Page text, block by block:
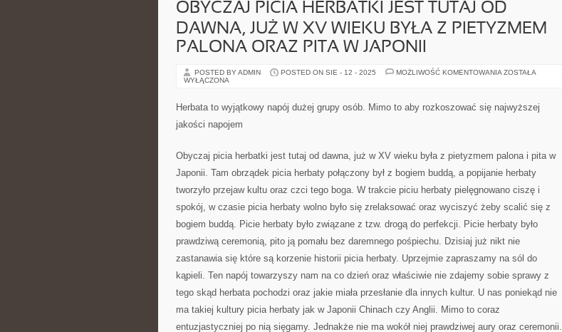
OBYCZAJ PICIA HERBATKI JEST TUTAJ OD
DAWNA, JUŻ W XV WIEKU BYŁA Z PIETYZMEM
PALONA ORAZ PITA W JAPONII
POSTED BY ADMIN POSTED ON SIE - 12 - 2025 MOŻLIWOŚĆ KOMENTOWANIA OBYCZAJ
TUTAJ
OD
BYŁA
PIETYZMEM
ORAZ
W
JAPONII
ZOSTAŁA
WYŁĄCZONA
Herbata to wyjątkowy napój dużej grupy osób. Mimo to aby rozkoszować się najwyższej
jakości napojem
Obyczaj picia herbatki jest tutaj od dawna, już w XV wieku była z pietyzmem palona i pita w
Japonii. Tam obrządek picia herbaty połączony był z bogiem buddą, a popijanie herbaty
tworzyło przejaw kultu oraz czci tego boga. W trakcie piciu herbaty pielęgnowano ciszę i
spokój, w czasie picia herbaty wolno było się zrelaksować oraz wyciszyć żeby scalić się z
bogiem buddą. Picie herbaty było związane z tzw. drogą do perfekcji. Picie herbaty było
prawdziwą ceremonią, pito ją pomału bez daremnego pośpiechu. Dzisiaj już nikt nie
zastanawia się które są korzenie historii picia herbaty. Uprzejmie zapraszamy na sól do
kąpieli. Ten napój towarzyszy nam na co dzień oraz właściwie nie zdajemy sobie sprawy z
tego skąd herbata pochodzi oraz jakie miała przesłanie dla innych kultur. U nas poniekąd nie
ma takiej kultury picia herbaty jak w Japonii Chinach czy Anglii. Mimo to coraz
entuzjastyczniej po nią sięgamy. Jednakże nie ma wokół niej prawdziwej aury oraz ceremonii.